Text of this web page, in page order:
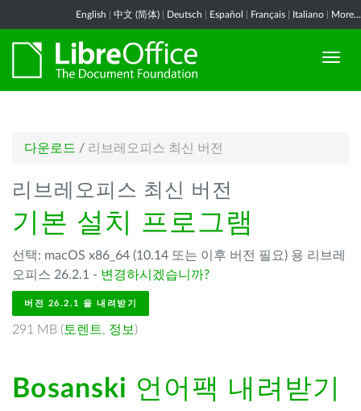
English 中文 (简体) Deutsch Español Français Italiano More...
다운로드 / 리브레오피스 최신 버전
리브레오피스 최신 버전
기본 설치 프로그램
선택: macOS x86_64 (10.14 또는 이후 버전 필요) 용 리브레
오피스 26.2.1 - 변경하시겠습니까?
버전 26.2.1 을 내려받기
291 MB ( 토렌트, 정보 )
Bosanski 언어팩 내려받기